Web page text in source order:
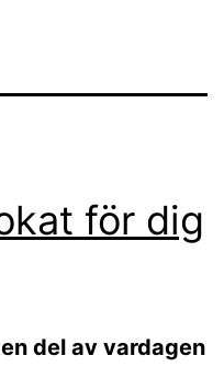
för dig
del av vardagen